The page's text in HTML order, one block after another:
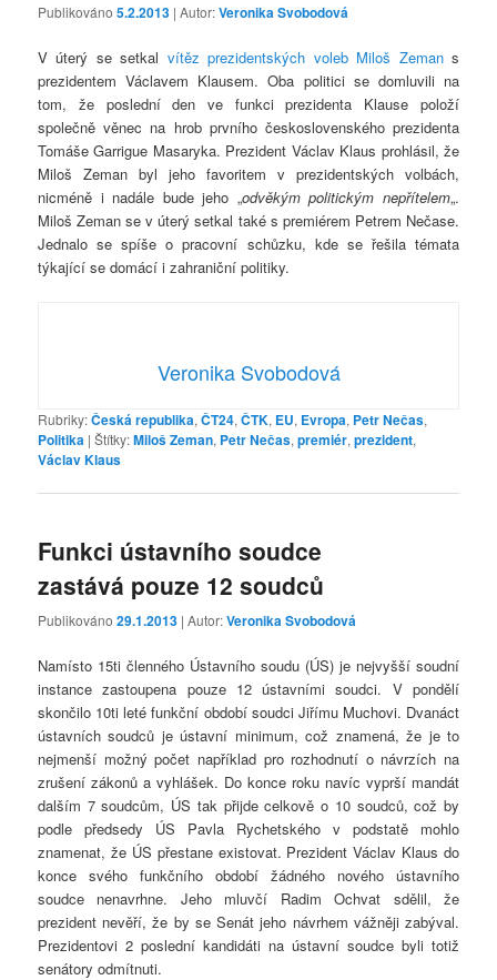
Publikováno5.2.2013 | Autor:Veronika Svobodová
V úterý se setkal vítěz prezidentských voleb Miloš Zemans
prezidentem Václavem Klausem. Oba politici se domluvili na
tom, že poslední den ve funkci prezidenta Klause položí
společně věnec na hrob prvního československého prezidenta
Tomáše Garrigue Masaryka. Prezident Václav Klaus prohlásil, že
Miloš Zeman byl jeho favoritem v prezidentských volbách,
nicméně i nadále bude jeho „odvěkým politickým nepřítelem„.
Miloš Zeman se v úterý setkal také s premiérem Petrem Nečase.
Jednalo se spíše o pracovní schůzku, kde se řešila témata
týkající se domácí i zahraniční politiky.
Veronika Svobodová
Rubriky:Česká republika,ČT24,ČTK, EU, Evropa, Petr Nečas,
Politika |Štítky:Miloš Zeman, Petr Nečas,premiér,prezident,
Václav Klaus
Funkci ústavního soudce
zastává pouze 12 soudců
Publikováno29.1.2013 | Autor:Veronika Svobodová
Namísto 15ti členného Ústavního soudu (ÚS) je nejvyšší soudní
instance zastoupena pouze 12 ústavními soudci. V pondělí
skončilo 10ti leté funkční období soudci Jiřímu Muchovi. Dvanáct
ústavních soudců je ústavní minimum, což znamená, že je to
nejmenší možný počet například pro rozhodnutí o návrzích na
zrušení zákonů a vyhlášek. Do konce roku navíc vyprší mandát
dalším 7 soudcům, ÚS tak přijde celkově o 10 soudců, což by
podle předsedy ÚS Pavla Rychetského v podstatě mohlo
znamenat, že ÚS přestane existovat. Prezident Václav Klaus do
konce svého funkčního období žádného nového ústavního
soudce nenavrhne. Jeho mluvčí Radim Ochvat sdělil, že
prezident nevěří, že by se Senát jeho návrhem vážněji zabýval.
Prezidentovi 2 poslední kandidáti na ústavní soudce byli totiž
senátory odmítnuti.